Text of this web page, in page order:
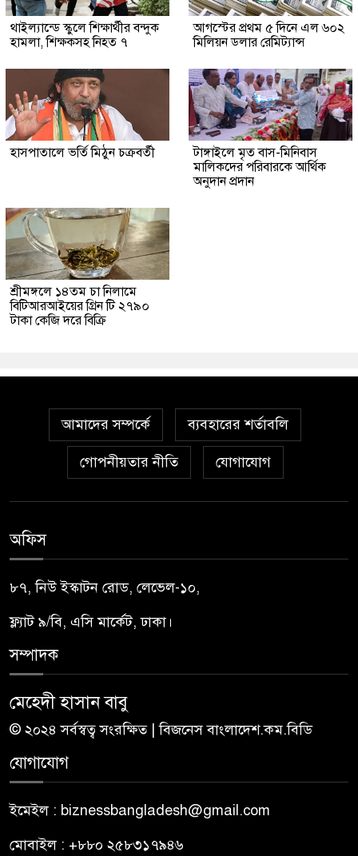
থাইল্যান্ডে স্কুলে শিক্ষার্থীর বন্দুক
হামলা, শিক্ষকসহ নিহত ৭
আগস্টের প্রথম ৫ দিনে এল ৬০২
মিলিয়ন ডলার রেমিট্যান্স
হাসপাতালে ভর্তি মিঠুন চক্রবর্তী
টাঙ্গাইলে মৃত বাস-মিনিবাস
মালিকদের পরিবারকে আর্থিক
অনুদান প্রদান
শ্রীমঙ্গলে ১৪তম চা নিলামে
বিটিআরআইয়ের গ্রিন টি ২৭৯০
টাকা কেজি দরে বিক্রি
আমাদের সম্পর্কে ব্যবহারের শর্তাবলি
গোপনীয়তার নীতি যোগাযোগ
অফিস
৮৭, নিউ ইস্কাটন রোড, লেভেল-১০,
ফ্ল্যাট ৯/বি, এসি মার্কেট, ঢাকা।
সম্পাদক
মেহেদী হাসান বাবু
© ২০২৪ সর্বস্বত্ব সংরক্ষিত | বিজনেস বাংলাদেশ.কম.বিডি
যোগাযোগ
ইমেইল : biznessbangladesh@gmail.com
মোবাইল : +৮৮০ ২৫৮৩১৭৯৪৬